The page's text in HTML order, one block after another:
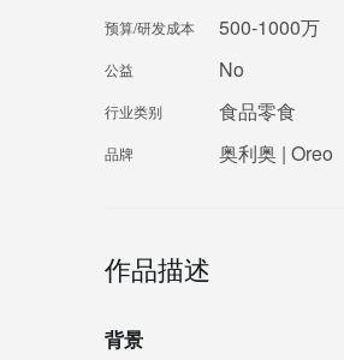
预算/研发成本 500-1000万
公益 No
行业类别 食品零食
品牌 奥利奥 | Oreo
作品描述
背景